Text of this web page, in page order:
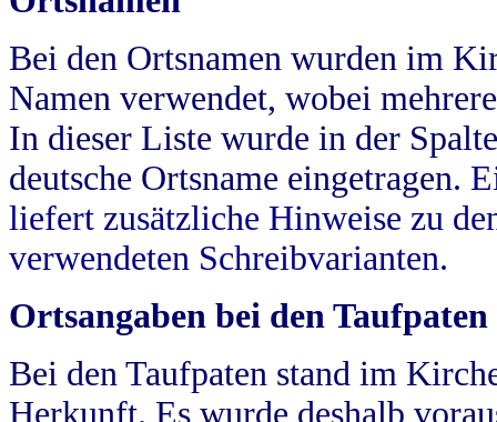
Bei den Ortsnamen wurden im
Namen verwendet, wobei
In dieser Liste wurde in der
deutsche Ortsname eingetragen.
liefert zusätzliche Hinweise zu
verwendeten Schreibvarianten.
Ortsangaben bei den Taufpaten
Bei den Taufpaten stand im
Herkunft. Es wurde deshalb